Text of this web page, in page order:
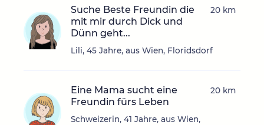
Suche Beste Freundin die
mit mir durch Dick und
Dünn geht...
Lili, 45 Jahre, aus Wien, Floridsdorf
20 km
Eine Mama sucht eine
Freundin fürs Leben
Schweizerin, 41 Jahre, aus Wien,
20 km